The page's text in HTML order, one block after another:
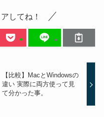
してね！
【比較】MacとWindowsの
違い 実際に両方使って見
て分かった事。